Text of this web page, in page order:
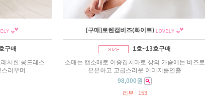
구매
시한 롱드레스
러우며
[구매]로렌캡비즈(화이트)
1호~13호구매
소매는 캡소매로 이중겹치마로 상의 가슴에는 비즈로
은은하고 고급스러운 이미지를연출
98,000원
리뷰 : 153